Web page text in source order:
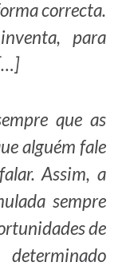
correcta.
para
que as
alguém fale
Assim, a
sempre
de